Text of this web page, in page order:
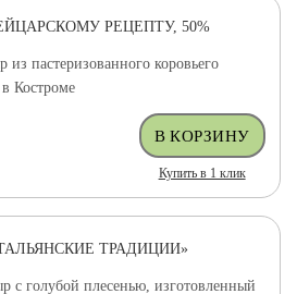
РЕЦЕПТУ, 50%
пастеризованного коровьего
Костроме
Купить в 1 клик
ТРАДИЦИИ»
с голубой плесенью, изготовленный